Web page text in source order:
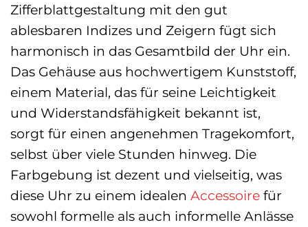
Zifferblattgestaltung mit den gut
ablesbaren Indizes und Zeigern fügt sich
harmonisch in das Gesamtbild der Uhr ein.
Das Gehäuse aus hochwertigem Kunststoff,
einem Material, das für seine Leichtigkeit
und Widerstandsfähigkeit bekannt ist,
sorgt für einen angenehmen Tragekomfort,
selbst über viele Stunden hinweg. Die
Farbgebung ist dezent und vielseitig, was
diese Uhr zu einem idealen Accessoire für
sowohl formelle als auch informelle Anlässe